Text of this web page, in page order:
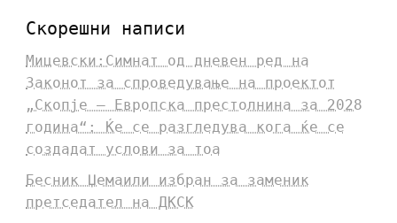
Скорешни написи
Мицевски:Симнат од дневен ред на
Законот за спроведување на проектот
„Скопје – Европска престолнина за 2028
година“: Ќе се разгледува кога ќе се
создадат услови за тоа
Бесник Џемаили избран за заменик
претседател на ДКСК